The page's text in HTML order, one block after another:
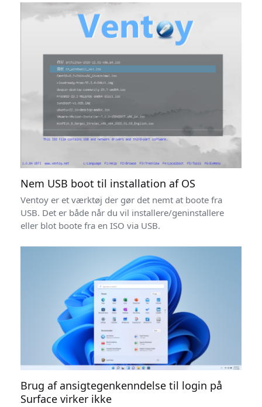
Nem USB boot til installation af OS
Ventoy er et værktøj der gør det nemt at boote fra
USB. Det er både når du vil installere/geninstallere
eller blot boote fra en ISO via USB.
Brug af ansigtegenkenndelse til login på
Surface virker ikke